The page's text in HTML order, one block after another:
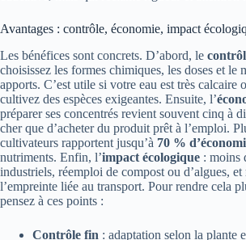
Avantages : contrôle, économie, impact
Les bénéfices sont concrets. D’abord, le
choisissez les formes chimiques, les doses et le
apports. C’est utile si votre eau est très calcaire
cultivez des espèces exigeantes. Ensuite, l’
préparer ses concentrés revient souvent cinq à
cher que d’acheter du produit prêt à l’emploi.
cultivateurs rapportent jusqu’à 70 %
nutriments. Enfin, l’impact écologique : moins
industriels, réemploi de compost ou d’algues,
l’empreinte liée au transport. Pour rendre cela
pensez à ces points :
Contrôle fin : adaptation selon la plante